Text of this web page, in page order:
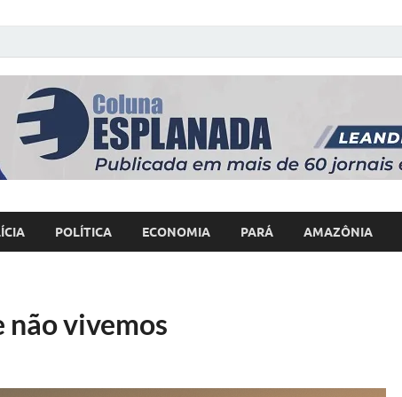
Poder
POLÍTICA ECONOMIA PARÁ AMAZÔNIA
não vivemos